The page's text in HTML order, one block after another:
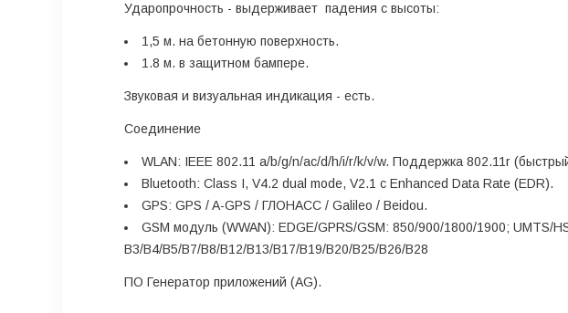
Ударопрочность - выдерживает падения с высоты:
1,5 м. на бетонную поверхность.
1.8 м. в защитном бампере.
Звуковая и визуальная индикация - есть.
Соединение
WLAN: IEEE 802.11 a/b/g/n/ac/d/h/i/r/k/v/w. Поддержка 802.11r
Bluetooth: Class I, V4.2 dual mode, V2.1 с Enhanced Data Rate (EDR).
GPS: GPS / A-GPS / ГЛОНАСС / Galileo / Beidou.
GSM модуль (WWAN): EDGE/GPRS/GSM: 850/900/1800/1900; UMTS/
B3/B4/B5/B7/B8/B12/B13/B17/B19/B20/B25/B26/B28
ПО Генератор приложений (AG).